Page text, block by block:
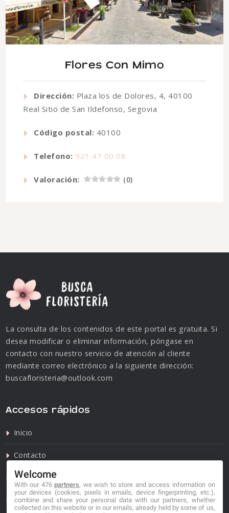
Flores Con Mimo
Dirección: Plaza los de Dolores, 4, 40100
Real Sitio de San Ildefonso, Segovia
Código postal: 40100
Telefono: 921 47 00 08
Valoración: (0)
La consulta de los contenidos de este portal es gratuita. Si
desea modificar o eliminar información, póngase en
contacto con nuestro servicio de atención al cliente
mediante correo electrónico a la siguiente dirección:
buscafloristeria@outlook.com
Accesos rápidos
Inicio
Contacto
Política de privacidad
Política de cookies
Welcome
With our 476partners, we wish to store and access information on
your devices (cookies, pixels in emails, device fingerprinting, etc.),
combine and share your personal data with our partners, whether
collected on this website or in our emails, already held by some of us,